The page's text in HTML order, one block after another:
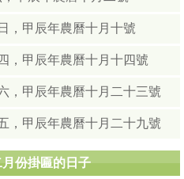
，甲辰年農曆十月十號
，甲辰年農曆十月十四號
，甲辰年農曆十月二十三號
，甲辰年農曆十月二十九號
份掛匾的日子